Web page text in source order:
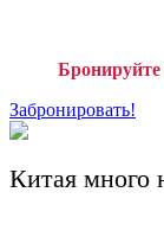
Бронируйте
Забронировать!
Китая много